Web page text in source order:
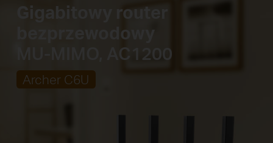
Gigabitowy router
bezprzewodowy
MU-MIMO, AC1200
Archer C6U